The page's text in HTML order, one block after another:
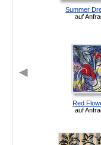
Summer
auf
Red
auf